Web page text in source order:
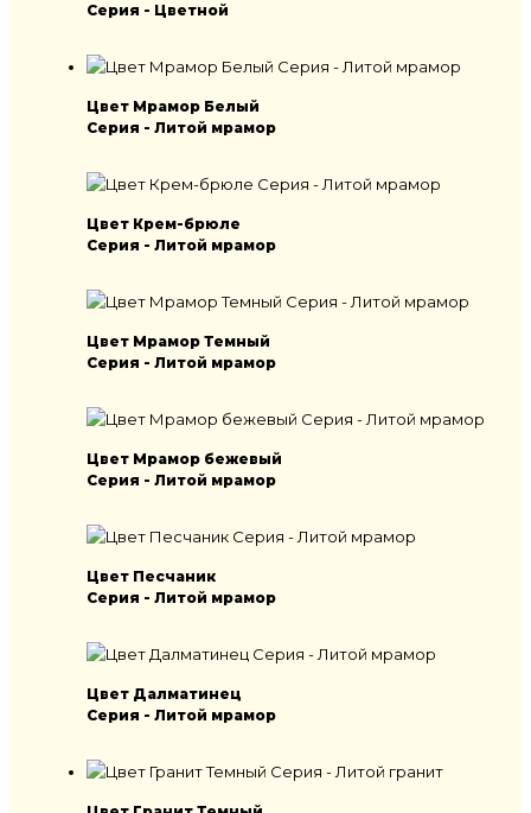
Серия - Цветной
Цвет Мрамор Белый
Серия - Литой мрамор
Цвет Крем-брюле
Серия - Литой мрамор
Цвет Мрамор Темный
Серия - Литой мрамор
Цвет Мрамор бежевый
Серия - Литой мрамор
Цвет Песчаник
Серия - Литой мрамор
Цвет Далматинец
Серия - Литой мрамор